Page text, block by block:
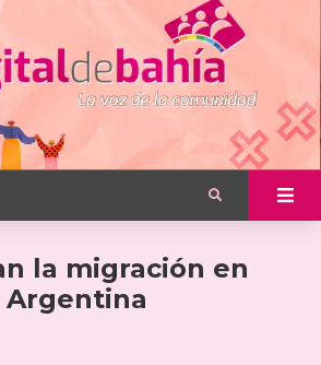
la migración en
Argentina